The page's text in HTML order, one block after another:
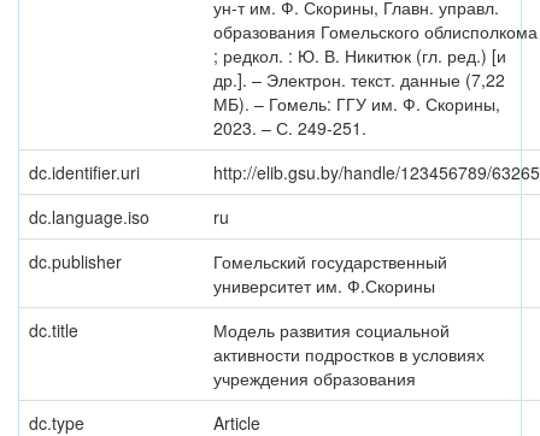
ун-т им. Ф. Скорины, Главн. управл.
образования Гомельского облисполкома
; редкол. : Ю. В. Никитюк (гл. ред.) [и
др.]. – Электрон. текст. данные (7,22
МБ). – Гомель: ГГУ им. Ф. Скорины,
2023. – С. 249-251.
dc.identifier.uri
http://elib.gsu.by/handle/123456789/63265
dc.language.iso
ru
dc.publisher
Гомельский государственный
университет им. Ф.Скорины
dc.title
Модель развития социальной
активности подростков в условиях
учреждения образования
dc.type
Article